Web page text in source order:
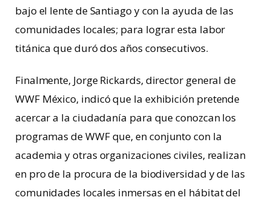
bajo el lente de Santiago y con la ayuda de las
comunidades locales; para lograr esta labor
titánica que duró dos años consecutivos.
Finalmente, Jorge Rickards, director general de
WWF México, indicó que la exhibición pretende
acercar a la ciudadanía para que conozcan los
programas de WWF que, en conjunto con la
academia y otras organizaciones civiles, realizan
en pro de la procura de la biodiversidad y de las
comunidades locales inmersas en el hábitat del